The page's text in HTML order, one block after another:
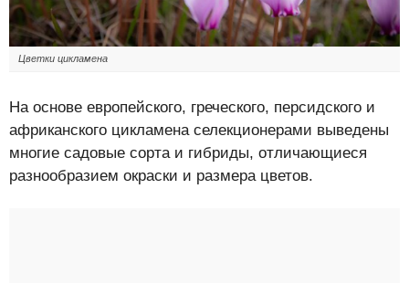
Цветки цикламена
На основе европейского, греческого, персидского и
африканского цикламена селекционерами выведены
многие садовые сорта и гибриды, отличающиеся
разнообразием окраски и размера цветов.